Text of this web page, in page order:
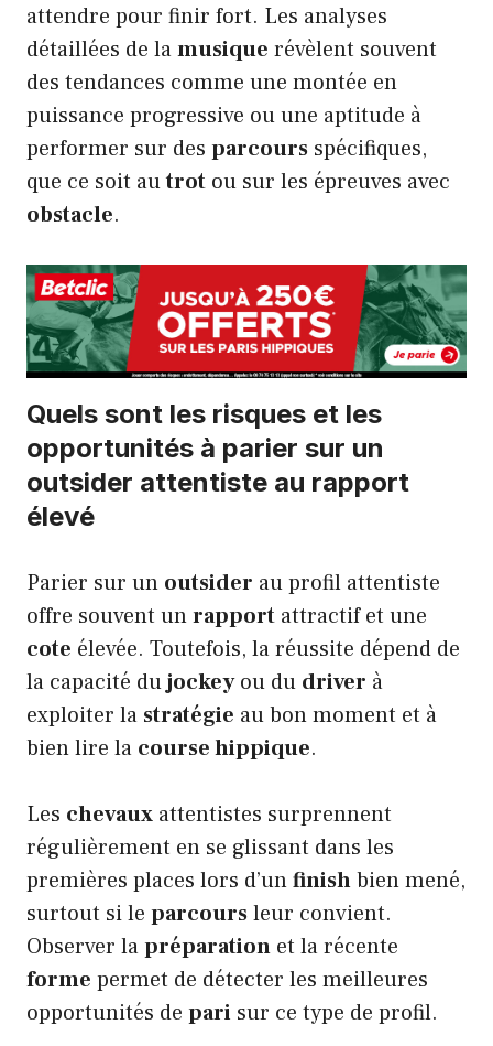
attendre pour finir fort. Les analyses
détaillées de lamusique révèlent souvent
des tendances comme une montée en
puissance progressive ou une aptitude à
performer sur des parcours spécifiques,
que ce soit autrot ou sur les épreuves avec
obstacle.
Quels sont les risques et les
opportunités à parier sur un
outsider attentiste au rapport
élevé
Parier sur un outsider au profil attentiste
offre souvent unrapport attractif et une
cote élevée. Toutefois, la réussite dépend de
la capacité dujockeyou du driver à
exploiter la stratégie au bon moment et à
bien lire la course hippique.
Les chevaux attentistes surprennent
régulièrement en se glissant dans les
premières places lors d’unfinishbien mené,
surtout si le parcoursleur convient.
Observer lapréparation et la récente
forme permet de détecter les meilleures
opportunités de pari sur ce type de profil.